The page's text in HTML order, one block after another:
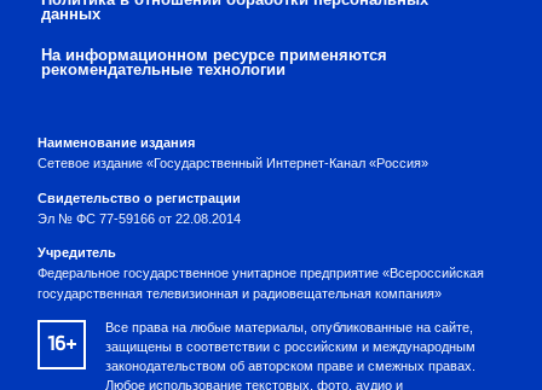
данных
На информационном ресурсе применяются
рекомендательные технологии
Наименование издания
Сетевое издание «Государственный Интернет-Канал «Россия»
Свидетельство о регистрации
Эл № ФС 77-59166 от 22.08.2014
Учредитель
Федеральное государственное унитарное предприятие «Всероссийская
государственная телевизионная и радиовещательная компания»
16+
Все права на любые материалы, опубликованные на сайте,
защищены в соответствии с российским и международным
законодательством об авторском праве и смежных правах.
Любое использование текстовых, фото, аудио и